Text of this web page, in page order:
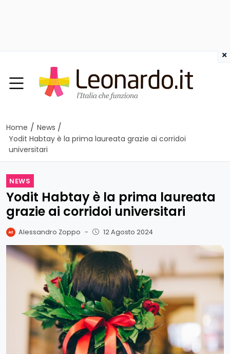
Home / News /
Yodit Habtay è la prima laureata grazie ai corridoi
universitari
NEWS
Yodit Habtay è la prima laureata
grazie ai corridoi universitari
Alessandro Zoppo - 12 Agosto 2024
×